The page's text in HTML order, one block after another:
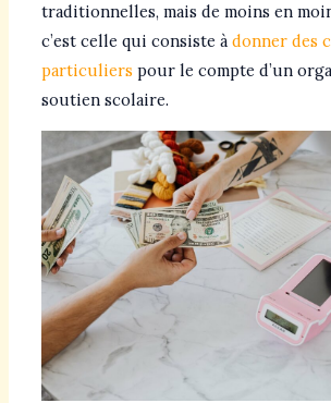
traditionnelles, mais de moins en
c’est celle qui consiste à donner des
particuliers pour le compte d’un
soutien scolaire.